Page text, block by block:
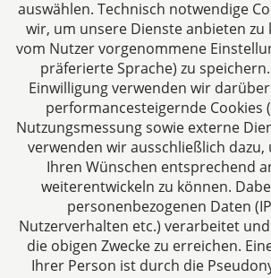
steuerstrafrecht.pro
Aachen
Jülicher Straße 215
52070 Aachen
Deutschland
Tel: +49 241 94621-0
Fax: +49 241 94621-111
auswählen. Technisch notwendige
wir, um unsere Dienste anbieten
vom Nutzer vorgenommene
präferierte Sprache) zu
Einwilligung verwenden wir
performancesteigernde Cookies
Nutzungsmessung sowie externe
verwenden wir ausschließlich dazu,
Ihren Wünschen entsprechend
weiterentwickeln zu können.
personenbezogenen Daten
Nutzerverhalten etc.) verarbeitet
die obigen Zwecke zu erreichen.
Ihrer Person ist durch die